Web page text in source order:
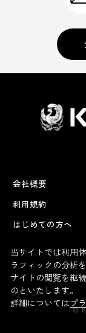
会社概要
利用規約
はじめての方へ
©
当サイトでは利用
ラフィックの分析
サイトの閲覧を継
のといたします。
詳細についてはプ